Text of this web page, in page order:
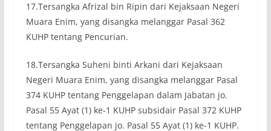
17.Tersangka Afrizal bin Ripin dari Kejaksaan Negeri
Muara Enim, yang disangka melanggar Pasal 362
KUHP tentang Pencurian.
18.Tersangka Suheni binti Arkani dari Kejaksaan
Negeri Muara Enim, yang disangka melanggar Pasal
374 KUHP tentang Penggelapan dalam Jabatan jo.
Pasal 55 Ayat (1) ke-1 KUHP subsidair Pasal 372 KUHP
tentang Penggelapan jo. Pasal 55 Ayat (1) ke-1 KUHP.